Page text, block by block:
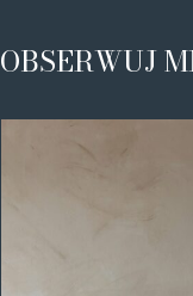
OBSERWUJ